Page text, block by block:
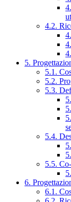
4.2.
5.
5.1.
5.2.
5.3.
5.4.
5.5.
6.
6.1.